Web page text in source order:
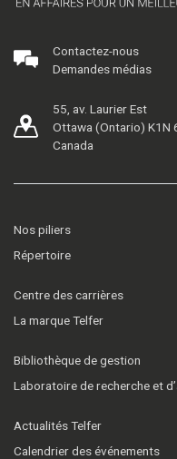
Contactez-nous
Demandes médias
55, av. Laurier Est
Ottawa (Ontario) K1N
Canada
Nos piliers
Répertoire
Centre des carrières
La marque Telfer
Bibliothèque de gestion
Laboratoire de recherche et
Actualités Telfer
Calendrier des événements